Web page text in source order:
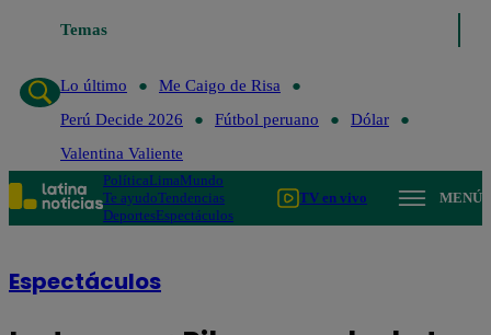
Temas
Lo último
Me Caigo de Risa
Perú Decide 2026
Fútbol peruano
Dólar
Valentina Valiente
PolíticaLimaMundo
Te ayudoTendencias
DeportesEspectáculos
TV en vivo MENÚ
Espectáculos